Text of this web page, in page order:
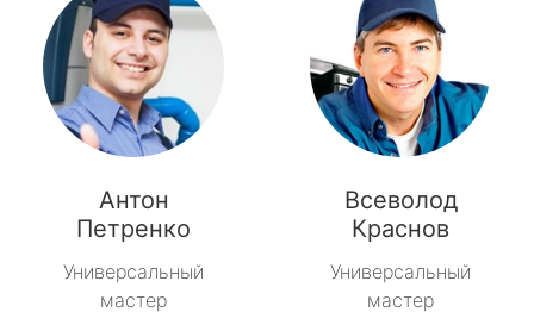
Антон
Петренко
Универсальный
мастер
Всеволод
Краснов
Универсальный
мастер